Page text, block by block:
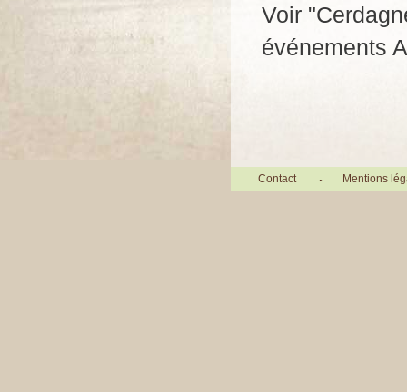
Voir
événements
Contact Mentions